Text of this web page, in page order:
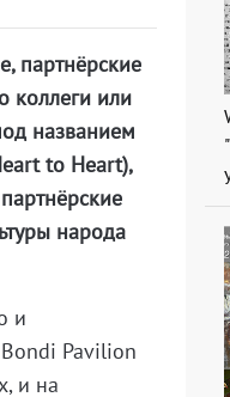
партнёрские
коллеги или
названием
to Heart),
народа
и
Pavilion
и на